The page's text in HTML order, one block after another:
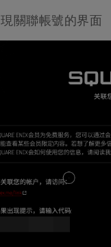
關聯帳號的界面